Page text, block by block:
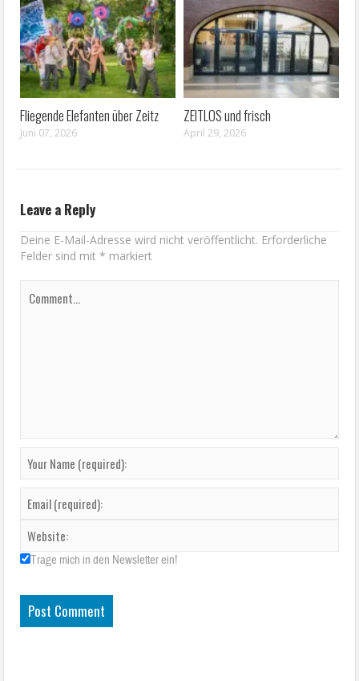
Fliegende Elefanten über Zeitz
Juni 07, 2026
ZEITLOS und frisch
April 29, 2026
Leave a Reply
Deine E-Mail-Adresse wird nicht veröffentlicht. Erforderliche
Felder sind mit* markiert
Trage mich in den Newsletter ein!